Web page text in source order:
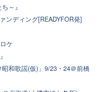
～』
ンディング[READYFOR発]
ケ
和歌謡(仮)」9/23・24＠前橋